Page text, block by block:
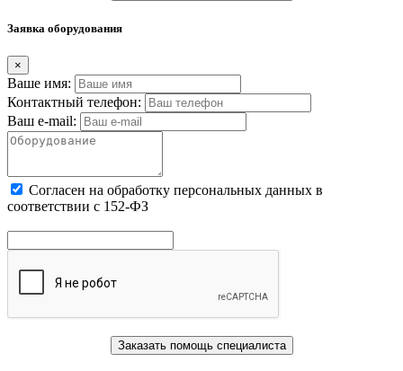
Заявка оборудования
×
Ваше имя:
Контактный телефон:
Ваш e-mail:
Cогласен на обработку персональных данных в
соответствии с 152-ФЗ
Заказать помощь специалиста